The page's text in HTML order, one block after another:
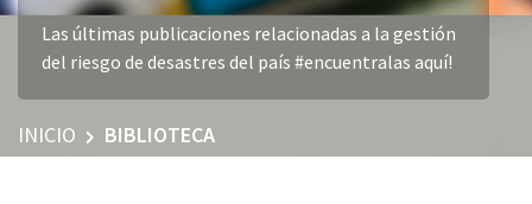
Las últimas publicaciones relacionadas a la gestión
del riesgo de desastres del país #encuentralas aquí!
INICIO BIBLIOTECA